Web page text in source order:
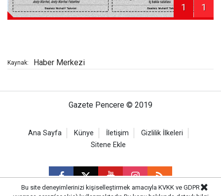
1 1
Kaynak: Haber Merkezi
Gazete Pencere © 2019
Ana Sayfa Künye İletişim
Gizlilik İlkeleri
Sitene Ekle
Bu site deneyimlerinizi kişiselleştirmek amacıyla KVKK ve GDPR